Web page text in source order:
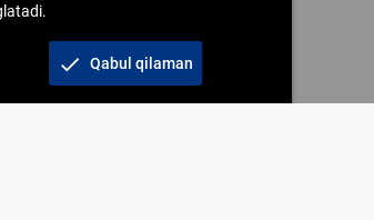
check Qabul qilaman